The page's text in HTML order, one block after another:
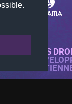
TOUS